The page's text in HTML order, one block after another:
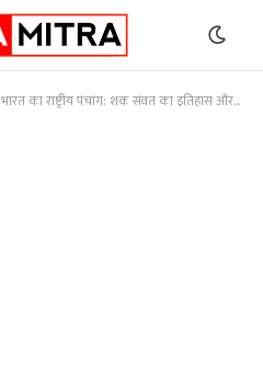
भारत का राष्ट्रीय पंचांग: शक संवत का इतिहास और भारतीय कैलेंडर का वैज्ञानिक महत्व